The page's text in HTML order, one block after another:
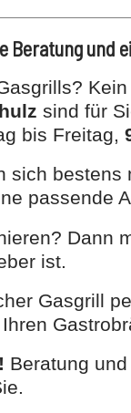
Beratung und
sind für
bis Freitag,
sich
passende
Dann
ist.
Gasgrill
Beratung